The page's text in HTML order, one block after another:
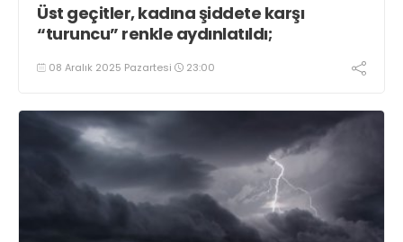
Üst geçitler, kadına şiddete karşı
“turuncu” renkle aydınlatıldı;
08 Aralık 2025 Pazartesi 23:00